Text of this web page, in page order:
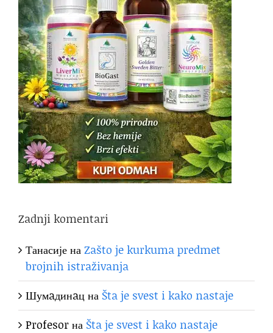
Zadnji komentari
ТанасијенаZašto je kurkuma predmet
brojnih istraživanja
Шумaдинaцна Šta je svest i kako nastaje
Profesorна Šta je svest i kako nastaje